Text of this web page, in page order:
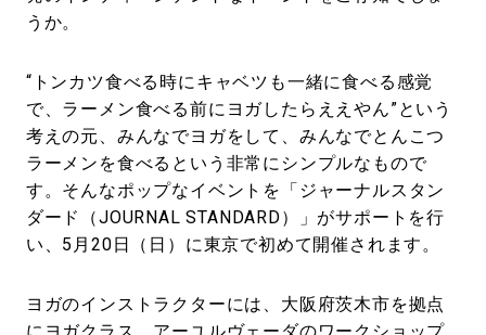
うか。
“トンカツ食べる時にキャベツも一緒に食べる感覚
で、ラーメン食べる前にヨガしたらええやん”という
考えの元、みんなでヨガをして、みんなでとんこつ
ラーメンを食べるという非常にシンプルなもので
す。そんなポップなイベントを「ジャーナルスタン
ダード（JOURNAL STANDARD）」がサポートを行
い、5月20日（日）に東京で初めて開催されます。
ヨガのインストラクターには、大阪府茨木市を拠点